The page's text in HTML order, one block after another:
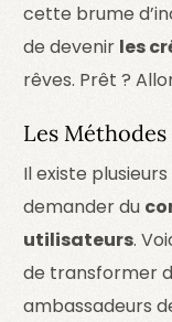
cette brume
de devenir les
rêves. Prêt ?
Les
Il existe
demander du
utilisateurs.
de transformer
ambassadeurs